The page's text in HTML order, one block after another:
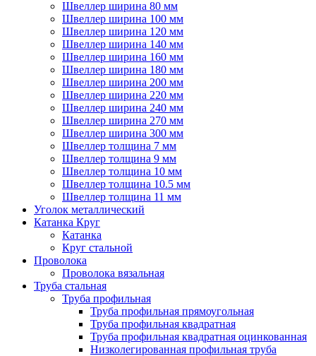
Швеллер ширина 80 мм
Швеллер ширина 100 мм
Швеллер ширина 120 мм
Швеллер ширина 140 мм
Швеллер ширина 160 мм
Швеллер ширина 180 мм
Швеллер ширина 200 мм
Швеллер ширина 220 мм
Швеллер ширина 240 мм
Швеллер ширина 270 мм
Швеллер ширина 300 мм
Швеллер толщина 7 мм
Швеллер толщина 9 мм
Швеллер толщина 10 мм
Швеллер толщина 10.5 мм
Швеллер толщина 11 мм
Уголок металлический
Катанка Круг
Катанка
Круг стальной
Проволока
Проволока вязальная
Труба стальная
Труба профильная
Труба профильная прямоугольная
Труба профильная квадратная
Труба профильная квадратная оцинкованная
Низколегированная профильная труба